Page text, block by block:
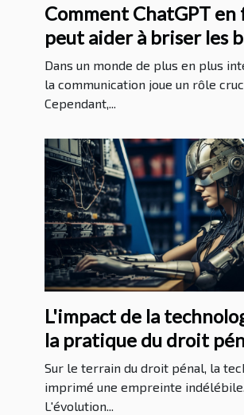
Comment ChatGPT en
peut aider à briser les
linguistiques
Dans un monde de plus en plus
la communication joue un rôle
Cependant,...
L'impact de la
la pratique du droit
Sur le terrain du droit pénal, la
imprimé une empreinte indélébile.
L'évolution...